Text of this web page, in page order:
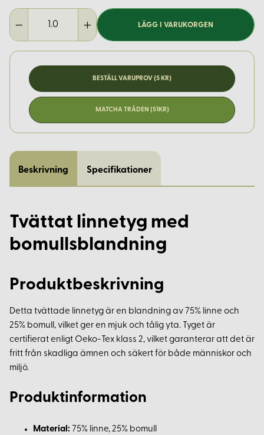
LÄGG I VARUKORGEN
BESTÄLL VARUPROV (5 KR)
MATCHA TRÅDEN (51KR)
Beskrivning Specifikationer
Tvättat linnetyg med
bomullsblandning
Produktbeskrivning
Detta tvättade linnetyg är en blandning av 75% linne och
25% bomull, vilket ger en mjuk och tålig yta. Tyget är
certifierat enligt Oeko-Tex klass 2, vilket garanterar att det är
fritt från skadliga ämnen och säkert för både människor och
miljö.
Produktinformation
Material: 75% linne, 25% bomull